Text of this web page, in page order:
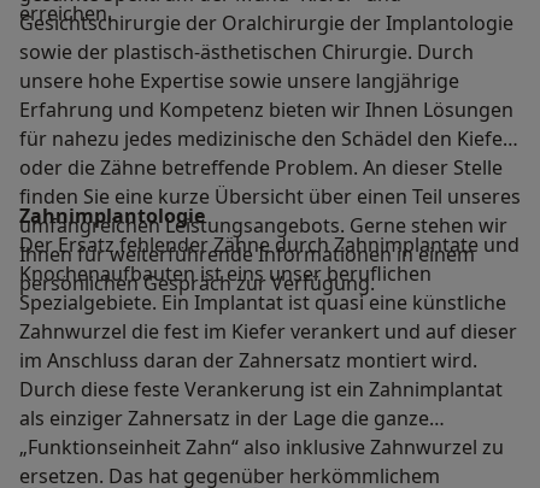
erreichen.
Gesichtschirurgie der Oralchirurgie der Implantologie
sowie der plastisch-ästhetischen Chirurgie. Durch
unsere hohe Expertise sowie unsere langjährige
Erfahrung und Kompetenz bieten wir Ihnen Lösungen
für nahezu jedes medizinische den Schädel den Kiefer
oder die Zähne betreffende Problem. An dieser Stelle
finden Sie eine kurze Übersicht über einen Teil unseres
umfangreichen Leistungsangebots. Gerne stehen wir
Ihnen für weiterführende Informationen in einem
persönlichen Gespräch zur Verfügung.
Zahnimplantologie
Der Ersatz fehlender Zähne durch Zahnimplantate und
Knochenaufbauten ist eins unser beruflichen
Spezialgebiete. Ein Implantat ist quasi eine künstliche
Zahnwurzel die fest im Kiefer verankert und auf dieser
im Anschluss daran der Zahnersatz montiert wird.
Durch diese feste Verankerung ist ein Zahnimplantat
als einziger Zahnersatz in der Lage die ganze
„Funktionseinheit Zahn“ also inklusive Zahnwurzel zu
ersetzen. Das hat gegenüber herkömmlichem